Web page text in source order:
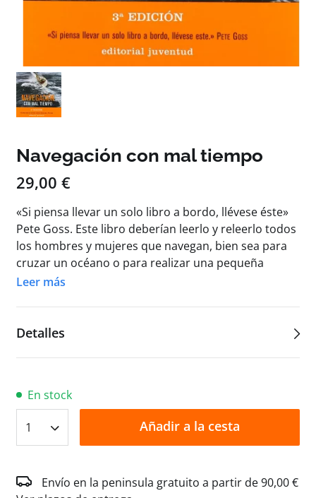
Navegación con mal tiempo
29,00 €
«Si piensa llevar un solo libro a bordo, llévese éste»
Pete Goss. Este libro deberían leerlo y releerlo todos
los hombres y mujeres que navegan, bien sea para
cruzar un océano o para realizar una pequeña
navegación costera, vayan como patrones o como
invernales extraordinariamente duras en medio del
en el ojo del huracán. Tras dejar la Royal Navy,
continúa dedicando largos períodos de su vida al
mar, ya sea en regata o recopilando información
para sus guías náuticas desde su casa en Lymington.
de sus propios barcos, y sus mejores resultados han
Leer más
Detalles
En stock
1 Añadir a la cesta
Envío en la peninsula gratuito a partir de 90,00 €